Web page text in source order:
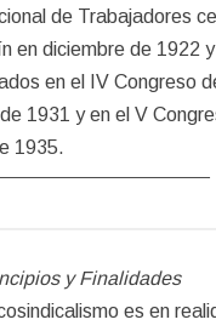
de Trabajadores
en diciembre de 1922 y
en el IV Congreso
1931 y en el V
1935.
y Finalidades
es en